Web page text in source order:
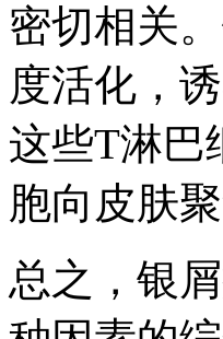
密切相关
度活化，
这些T淋巴
胞向皮肤
总之，银